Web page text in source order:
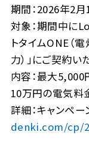
期間：2026年2月
対象：期間中に
トタイムONE（電
力）」にご契約
内容：最大
10万円の電気料
詳細：キャンペー
denki.com/cp/